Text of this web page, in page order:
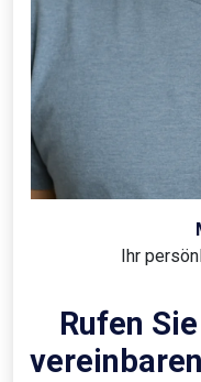
Ihr
Rufen